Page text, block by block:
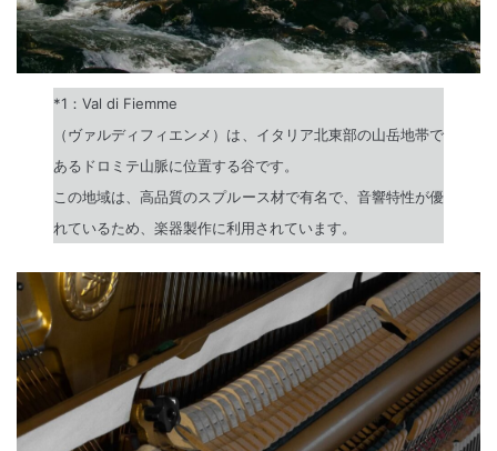
*1：Val di Fiemme
（ヴァルディフィエンメ）は、イタリア北東部の山岳地帯で
あるドロミテ山脈に位置する谷です。
この地域は、高品質のスプルース材で有名で、音響特性が優
れているため、楽器製作に利用されています。